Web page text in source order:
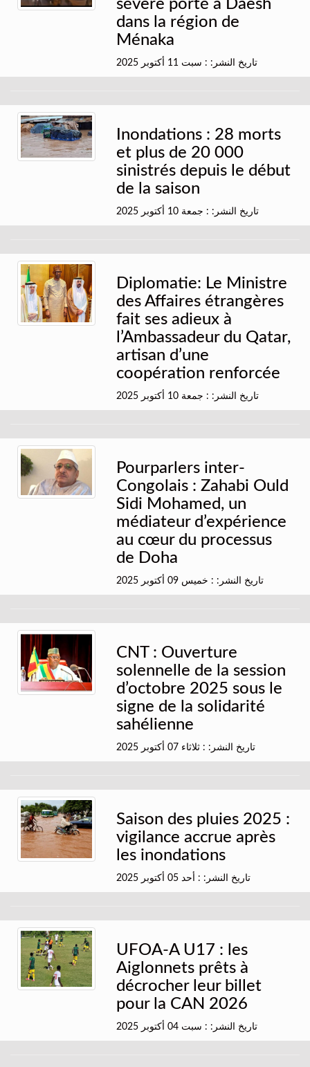
sévère porté à Daesh
dans la région de
Ménaka
تاريخ النشر: : سبت 11 أكتوبر 2025
Inondations : 28 morts
et plus de 20 000
sinistrés depuis le début
de la saison
تاريخ النشر: : جمعة 10 أكتوبر 2025
Diplomatie: Le Ministre
des Affaires étrangères
fait ses adieux à
l’Ambassadeur du Qatar,
artisan d’une
coopération renforcée
تاريخ النشر: : جمعة 10 أكتوبر 2025
Pourparlers inter-
Congolais : Zahabi Ould
Sidi Mohamed, un
médiateur d’expérience
au cœur du processus
de Doha
تاريخ النشر: : خميس 09 أكتوبر 2025
CNT : Ouverture
solennelle de la session
d’octobre 2025 sous le
signe de la solidarité
sahélienne
تاريخ النشر: : ثلاثاء 07 أكتوبر 2025
Saison des pluies 2025 :
vigilance accrue après
les inondations
تاريخ النشر: : أحد 05 أكتوبر 2025
UFOA-A U17 : les
Aiglonnets prêts à
décrocher leur billet
pour la CAN 2026
تاريخ النشر: : سبت 04 أكتوبر 2025